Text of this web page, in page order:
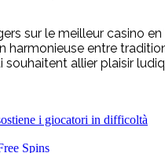
sur le meilleur casino
harmonieuse entre
allier plaisir
i giocatori in difficoltà
Spins